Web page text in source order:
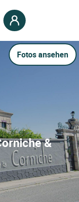
Fotos ansehen
&